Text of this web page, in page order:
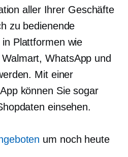
aller Ihrer Geschäfte
zu bedienende
Plattformen wie
WhatsApp und
Mit einer
können Sie sogar
einsehen.
um noch heute